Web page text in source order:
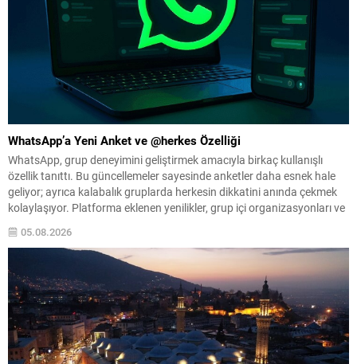
WhatsApp’a Yeni Anket ve @herkes Özelliği
WhatsApp, grup deneyimini geliştirmek amacıyla birkaç kullanışlı
özellik tanıttı. Bu güncellemeler sayesinde anketler daha esnek hale
geliyor; ayrıca kalabalık gruplarda herkesin dikkatini anında çekmek
kolaylaşıyor. Platforma eklenen yenilikler, grup içi organizasyonları ve
duyuruları yönetmeyi daha pratik bir hâle getiriyor. Aşağıda öne çıkan
değişiklikler ve kullanım notları özetlenmiştir. Anketlerde esneklik ve...
05.08.2026